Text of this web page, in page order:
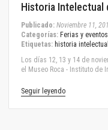
Historia Intelectual
Publicado: Noviembre 11,
Categorías: Ferias y eventos
Etiquetas: historia intelectual
Los días 12, 13 y 14 de
el Museo Roca - Instituto de
Seguir leyendo